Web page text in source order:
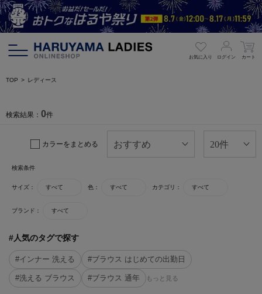
お気に入り ログイン カート
TOP レディース
検索結果： 0件
カラーをまとめる
検索条件
サイズ： すべて 色： すべて カテゴリ： すべて
ブランド： すべて
#人気のタグで探す
#インナー 洗える #ブラウス はじめての出勤日
#洗える ブラウス #ブラウス 通年 もっと見る